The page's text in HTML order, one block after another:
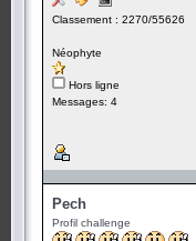
Classement : 2270/55626
Néophyte
Hors ligne
Messages: 4
Pech
Profil challenge